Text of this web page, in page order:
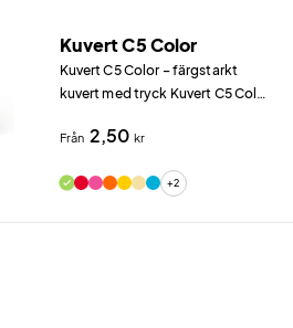
Kuvert C5 Color
Kuvert C5 Color – färgstarkt
kuvert med tryck Kuvert C5 Color
g/m² (9 färgval) ger dig nio
varumärke.
Från 2,50 kr
+2